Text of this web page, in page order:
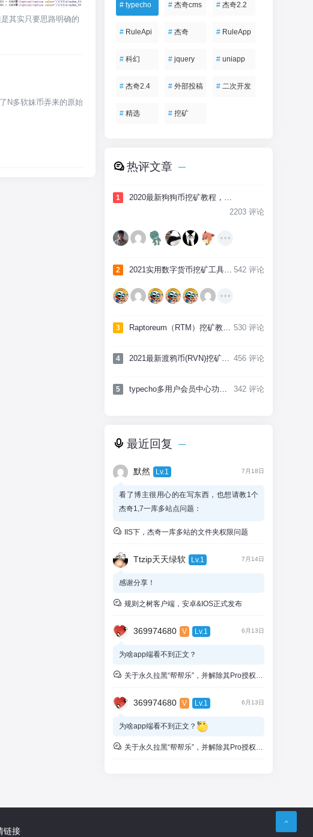
其实只要思路明确的
N多软妹币弄来的原始
# typecho #杰奇cms # 杰奇2.2
# RuleApi #杰奇 # RuleApp
# 科幻 #jquery # uniapp
# 杰奇2.4 #外部投稿 # 二次开发
# 精选 #挖矿
热评文章
1
2020最新狗狗币挖矿教程，全网最详细
2203 评论
2 2021实用数字货币挖矿工具，介绍及下载 542 评论
3 Raptoreum（RTM）挖矿教程，低难度高产出CPU挖矿币种 530 评论
4 2021最新渡鸦币(RVN)挖矿教程，附带工具及矿池 456 评论
5 typecho多用户会员中心功能实现，附项目源码 342 评论
最近回复
默然 Lv.1 7月18日
看了博主很用心的在写东西，也想请教1个
杰奇1,7一库多站点问题：
静态，file文件夹使用虚拟文件方式虚拟到主
则，但是老是出现1个奇怪的现象，就是
wap端的子站正常，PC子站点伪静态，阅读
节目录页面的伪静态正常，只能重启站点iis
在之前的服务器也是2012上可能也出现类似
主有没有啥建议？谢谢
IIS下，杰奇一库多站的文件夹权限问题
Ttzip天天绿软 Lv.1 7月14日
感谢分享！
规则之树客户端，安卓&IOS正式发布
369974680 V Lv.1 6月13日
为啥app端看不到正文？
关于永久拉黑“帮帮乐”，并解除其Pro授权的通知
369974680 V Lv.1 6月13日
为啥app端看不到正文？
关于永久拉黑“帮帮乐”，并解除其Pro授权的通知
链接